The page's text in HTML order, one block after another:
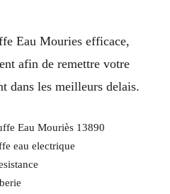
Eau Mouries efficace,
afin de remettre votre
dans les meilleurs delais.
Eau Mouriès 13890
eau electrique